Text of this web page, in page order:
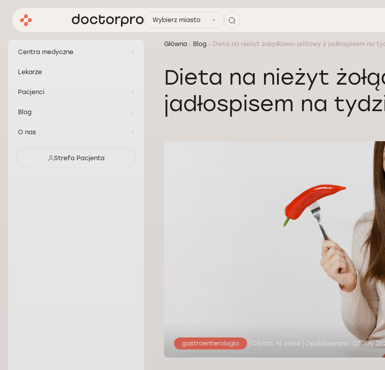
Wybierz miasto
Centra medyczne
Lekarze
Pacjenci
Blog
O nas
Strefa Pacjenta
Główna Blog Dieta na nieżyt żołądkowo-jelitowy z jadłospisem na
Dieta na nieżyt
jadłospisem na
gastroenterologia Czytać 14 minut Opublikowano: 07 July